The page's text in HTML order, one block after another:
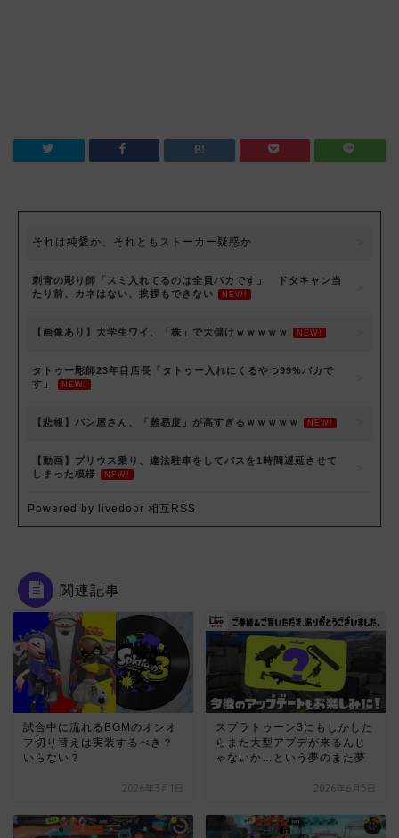
それは純愛か、それともストーカー疑惑か
刺青の彫り師「スミ入れてるのは全員バカです」 ドタキャン当
たり前、カネはない、挨拶もできない
NEW!
【画像あり】大学生ワイ、「株」で大儲けｗｗｗｗｗ NEW!
タトゥー彫師23年目店長「タトゥー入れにくるやつ99%バカで
す」
NEW!
【悲報】パン屋さん、「難易度」が高すぎるｗｗｗｗｗ NEW!
【動画】プリウス乗り、違法駐車をしてバスを1時間遅延させて
しまった模様
NEW!
Powered by livedoor 相互RSS
関連記事
試合中に流れるBGMのオンオ
フ切り替えは実装するべき？
いらない？
2026年3月1日
スプラトゥーン3にもしかした
らまた大型アプデが来るんじ
ゃないか…という夢のまた夢
2026年6月5日